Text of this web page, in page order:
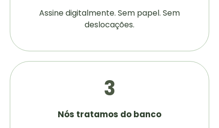
Assine digitalmente. Sem papel. Sem
deslocações.
3
Nós tratamos do banco